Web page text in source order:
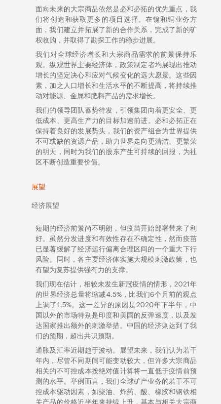
面向未来的大宗商品依然是必和必拓的优先重点，我
们将创造和获取更多的项目选择。在镍和铜业务方
面，我们建立并拓展了新的合作关系，完成了新的矿
权收购，并取得了勘探工作的稳步进展。
我们对全球经济增长和大宗商品需求的前景保持乐
观。纵观世界主要经济体，政策制定者均展现出推动
增长的坚定决心和应对气候变化的远大愿景。这些因
素，加之人口增长和生活水平的不断提高，将持续推
动对能源、金属和肥料产品的需求增长。
我们的领导团队蓄势待发，引领集团向着更安全、更
低成本、更高生产力的目标加速前进。必和必拓正在
保持着良好的发展势头，我们的资产组合为世界提供
不可或缺的资源产品，助力世界走向更清洁、更繁荣
的明天，同时为我们的股东产生可持续的回报，为社
区不断创造重要价值。
展望
经济展望
短期的经济前景尚不明朗，但疫苗开始部署带来了利
好。虽然分发进度和有效性存在不确定性，然而疫苗
已显著缓解了经济运行偏离合理区间的一个重大下行
风险。同时 ，各主要经济体实施大规模刺激政策， 也
有望为复苏提供强有力的支撑。
我们现在估计，相较未发生新冠疫情的情形， 2021年
的世界经济总量将缩减4.5%，比我们6个月前的观点
上调了1.5%。 这一差异的原因是2020年下半年， 中
国以外的市场特别是印度和美国的反弹速度，以及发
达国家推出额外的刺激举措。中国的经济则达到了我
们的预期，超出共识预期。
通胀及汇率近期趋于波动。展望未来，我们认为若干
年内，尽管不同期间可能变动较大，但许多大宗商品
相关的不可控成本按绝对值计算将一直低于疫情前预
测的水平。举例而言，我们全球矿产业务的若干不可
控成本驱动因素，如柴油、炸药、酸、橡胶和钢铁相
关产品的价格近半年来持续上升，基本与相关大宗商